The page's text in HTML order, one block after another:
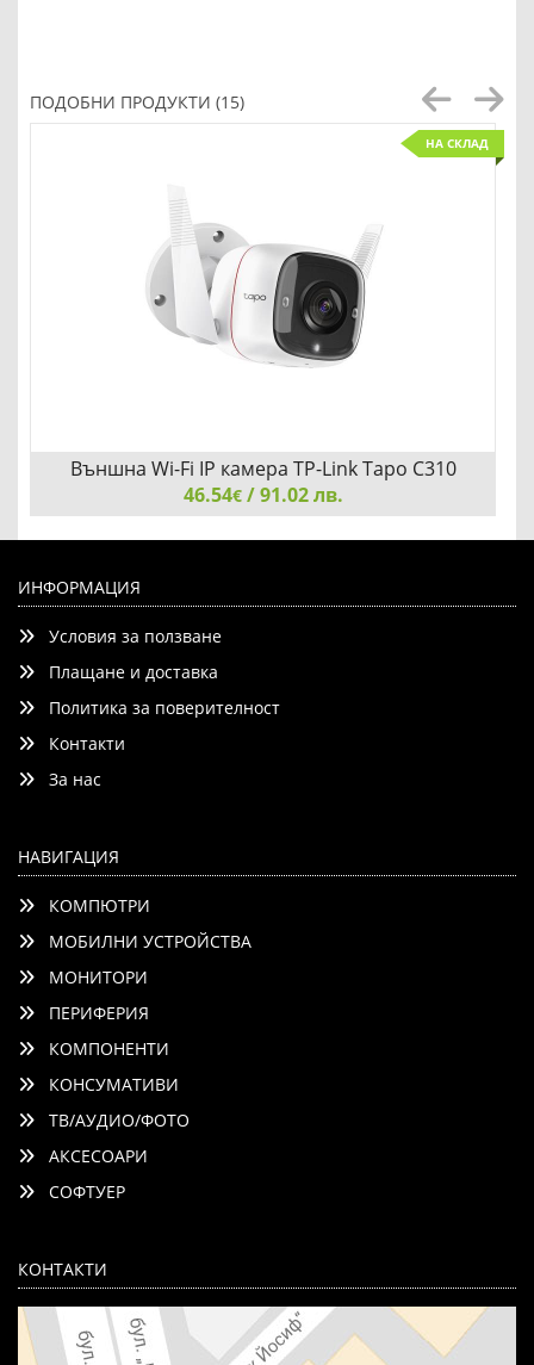
ПОДОБНИ ПРОДУКТИ (15)
НА СКЛАД
Външна Wi-Fi IP камера TP-Link Tapo C310
46.54€/ 91.02 лв.
ИНФОРМАЦИЯ
Условия за ползване
Плащане и доставка
Политика за поверителност
Контакти
За нас
НАВИГАЦИЯ
КОМПЮТРИ
МОБИЛНИ УСТРОЙСТВА
МОНИТОРИ
ПЕРИФЕРИЯ
КОМПОНЕНТИ
КОНСУМАТИВИ
ТВ/АУДИО/ФОТО
АКСЕСОАРИ
СОФТУЕР
КОНТАКТИ